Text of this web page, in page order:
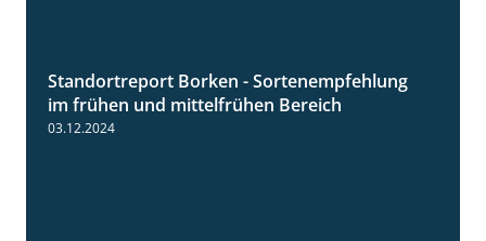
7:53
Standortreport Borken - Sortenempfehlung
im frühen und mittelfrühen Bereich
03.12.2024